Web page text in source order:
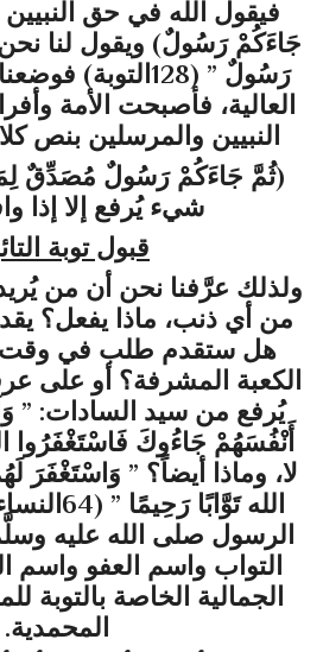
فيقول الله في حق
جَاءَكُمْ رَسُولٌ) ويقول لنا نحن
رَسُولٌ ”
العالية، فأصبحت الأمة
النبيين والمرسلين بنص
(ثُمَّ جَاءَكُمْ رَسُولٌ مُصَدِّقٌ
شيء يُرفع إلا إذا
قبول توبة
ولذلك عرَّفنا نحن أن من
من أي ذنب، ماذا يفعل؟
هل ستقدم طلب في وقت
الكعبة المشرفة؟ أو على
يُرفع من سيد السادات: ”
أَنْفُسَهُمْ جَاءُوكَ فَاسْتَغْفَرُوا
لا، وماذا أيضاً؟ ” وَاسْتَغْفَرَ
الله
الرسول صلى الله عليه
التواب واسم العفو واسم
الجمالية الخاصة بالتوبة
المحمدية.